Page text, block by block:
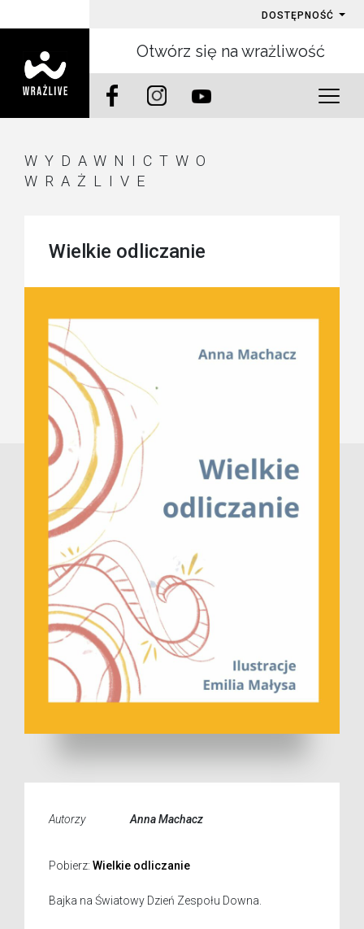
DOSTĘPNOŚĆ
Otwórz się na wrażliwość
WYDAWNICTWO
WRAŻLIVE
Wielkie odliczanie
Autorzy Anna Machacz
Pobierz: Wielkie odliczanie
Bajka na Światowy Dzień Zespołu Downa.